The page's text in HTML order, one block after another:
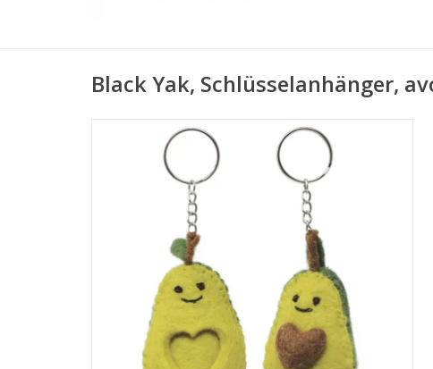
Black Yak, Schlüsselanhänger,